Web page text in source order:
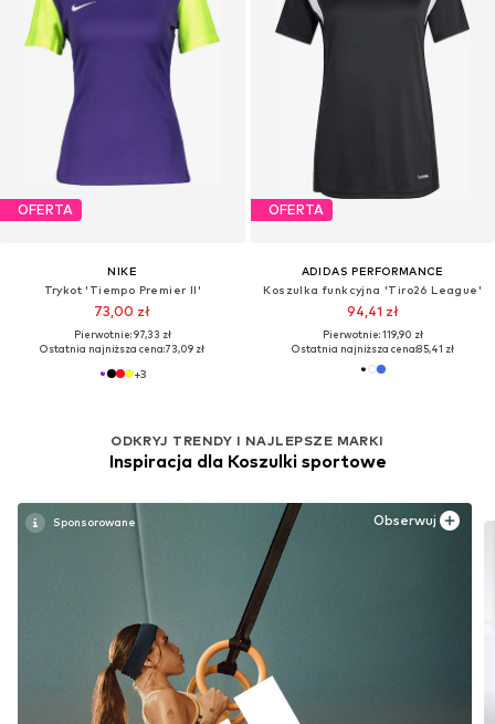
OFERTA
NIKE
Trykot 'Tiempo Premier II'
73,00 zł
Pierwotnie: 97,33 zł
Ostatnia najniższa cena:73,09 zł
+3
OFERTA
ADIDAS PERFORMANCE
Koszulka funkcyjna 'Tiro26 League'
94,41 zł
Pierwotnie: 119,90 zł
Ostatnia najniższa cena:85,41 zł
ODKRYJ TRENDY I NAJLEPSZE MARKI
Inspiracja dla Koszulki sportowe
Obserwuj